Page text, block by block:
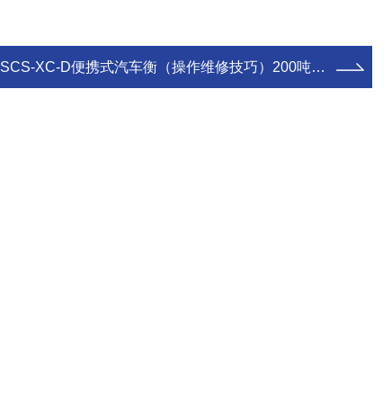
SCS-XC-D便携式汽车衡（操作维修技巧）200吨以内汽车磅秤